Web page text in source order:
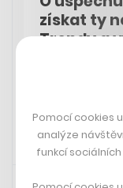
získat ty
Trendy a
Pomocí cookies
analýze
funkcí